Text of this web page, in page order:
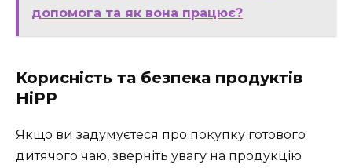
допомога та як вона працює?
Корисність та безпека продуктів
HiPP
Якщо ви задумуєтеся про покупку готового
дитячого чаю, зверніть увагу на продукцію